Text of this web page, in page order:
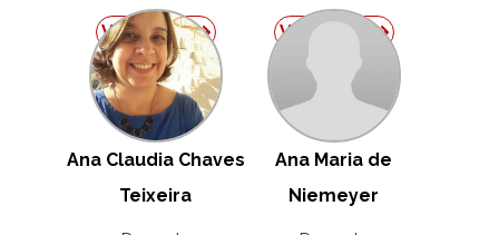
Ver Perfil Ver Perfil
Ana Claudia Chaves
Teixeira
Ana Maria de
Niemeyer